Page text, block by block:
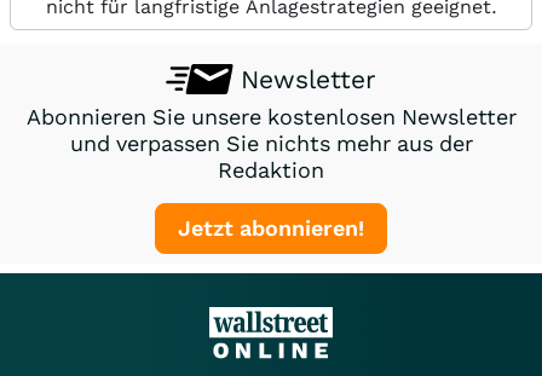
nicht für langfristige Anlagestrategien geeignet.
Newsletter
Abonnieren Sie unsere kostenlosen Newsletter
und verpassen Sie nichts mehr aus der
Redaktion
Jetzt abonnieren!